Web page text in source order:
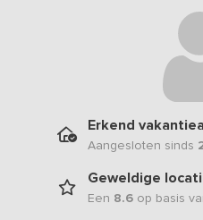
Erkend
Aangesloten sinds
Geweldige
Een 8.6 op basis